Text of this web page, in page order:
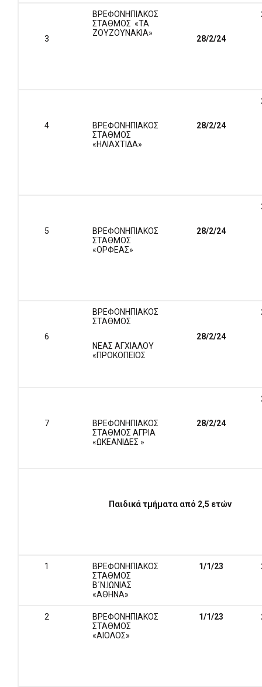
3
ΒΡΕΦΟΝΗΠΙΑΚΟΣ
ΣΤΑΘΜΟΣ «ΤΑ
ΖΟΥΖΟΥΝΑΚΙΑ»
28/2/24
4
ΒΡΕΦΟΝΗΠΙΑΚΟΣ
ΣΤΑΘΜΟΣ
«ΗΛΙΑΧΤΙΔΑ»
28/2/24
5
ΒΡΕΦΟΝΗΠΙΑΚΟΣ
ΣΤΑΘΜΟΣ
«ΟΡΦΕΑΣ»
28/2/24
6
ΒΡΕΦΟΝΗΠΙΑΚΟΣ
ΣΤΑΘΜΟΣ
ΝΕΑΣ ΑΓΧΙΑΛΟΥ
«ΠΡΟΚΟΠΕΙΟΣ
28/2/24
7
ΒΡΕΦΟΝΗΠΙΑΚΟΣ
ΣΤΑΘΜΟΣ ΑΓΡΙΑ
«ΩΚΕΑΝΙΔΕΣ »
28/2/24
Παιδικά τμήματα από 2,5 ετών
1
ΒΡΕΦΟΝΗΠΙΑΚΟΣ
ΣΤΑΘΜΟΣ
Β΄Ν.ΙΩΝΙΑΣ
«ΑΘΗΝΑ»
1/1/23
2
ΒΡΕΦΟΝΗΠΙΑΚΟΣ
ΣΤΑΘΜΟΣ
«ΑΙΟΛΟΣ»
1/1/23